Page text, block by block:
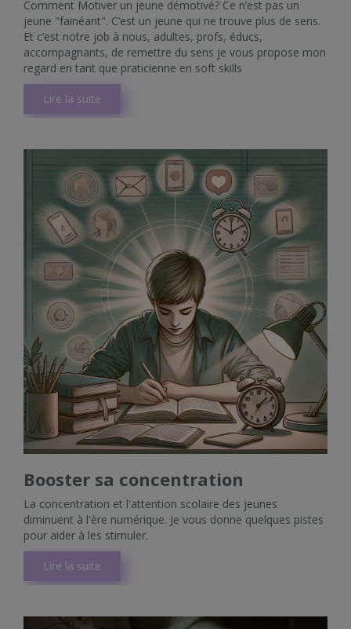
Comment Motiver un jeune démotivé? Ce n’est pas un
jeune "fainéant". C’est un jeune qui ne trouve plus de sens.
Et c’est notre job à nous, adultes, profs, éducs,
accompagnants, de remettre du sens je vous propose mon
regard en tant que praticienne en soft skills
Lire la suite
Booster sa concentration
La concentration et l'attention scolaire des jeunes
diminuent à l'ère numérique. Je vous donne quelques pistes
pour aider à les stimuler.
Lire la suite